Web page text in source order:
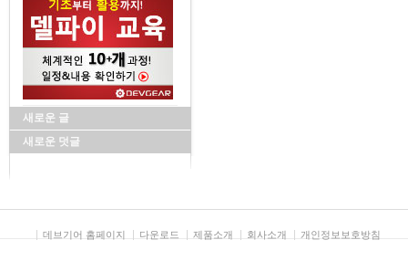
새로운 글
새로운 덧글
데브기어 홈페이지 다운로드 제품소개 회사소개 개인정보보호방침